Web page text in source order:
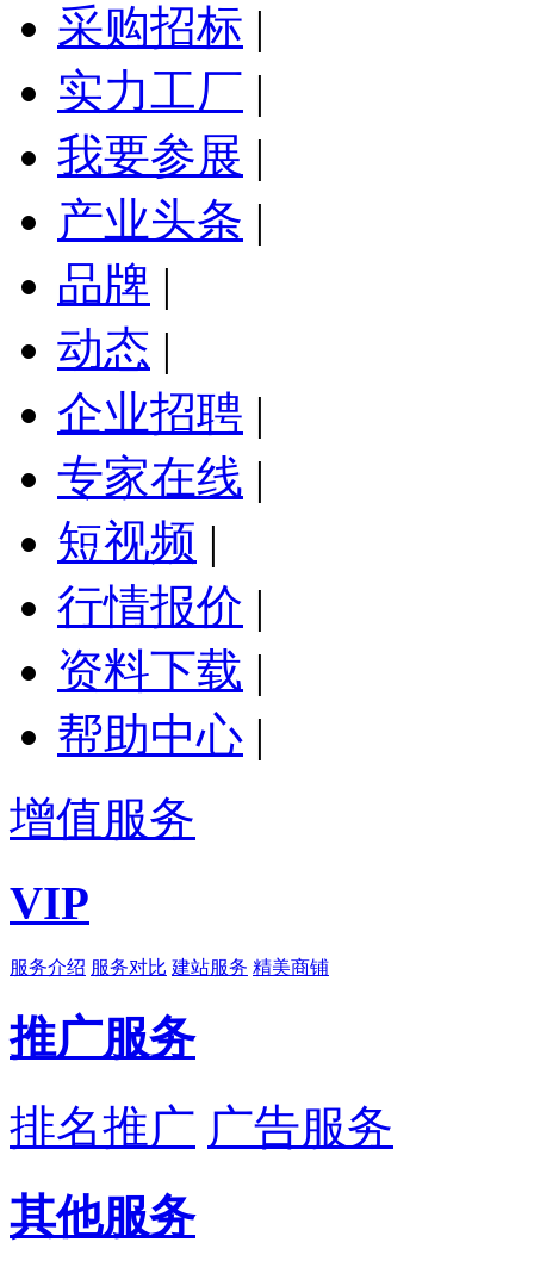
采购招标 |
实力工厂 |
我要参展 |
产业头条 |
品牌 |
动态 |
企业招聘 |
专家在线 |
短视频 |
行情报价 |
资料下载 |
帮助中心 |
增值服务
VIP
服务介绍 服务对比 建站服务 精美商铺
推广服务
排名推广 广告服务
其他服务